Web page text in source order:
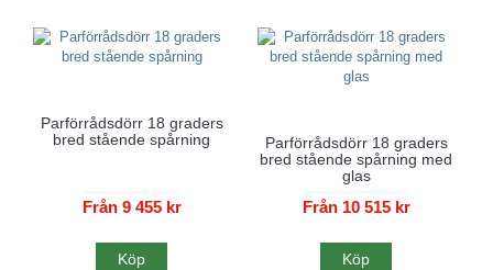
Parförrådsdörr 18 graders
bred stående spårning
Från 9 455 kr
Köp
Parförrådsdörr 18 graders
bred stående spårning med
glas
Från 10 515 kr
Köp